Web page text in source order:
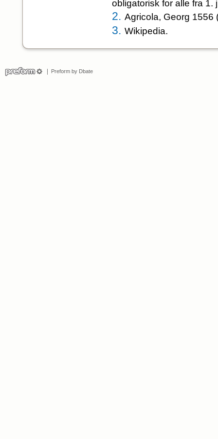
obligatorisk for alle fra 1.
2. Agricola, Georg 1556
3. Wikipedia.
Preform by Dbate